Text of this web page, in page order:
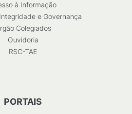
à Informação
e Governança
Colegiados
Ouvidoria
RSC-TAE
PORTAIS